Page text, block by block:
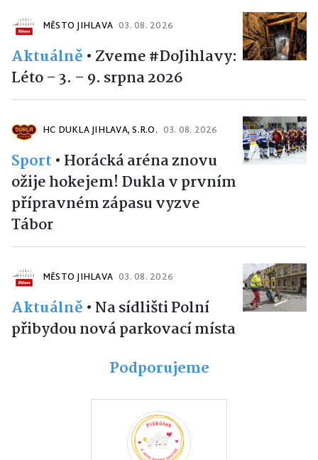
MĚSTO JIHLAVA 03. 08. 2026
Aktuálně • Zveme #DoJihlavy:
Léto – 3. – 9. srpna 2026
HC DUKLA JIHLAVA, S.R.O. 03. 08. 2026
Sport • Horácká aréna znovu
ožije hokejem! Dukla v prvním
přípravném zápasu vyzve
Tábor
MĚSTO JIHLAVA 03. 08. 2026
Aktuálně • Na sídlišti Polní
přibydou nová parkovací místa
Podporujeme